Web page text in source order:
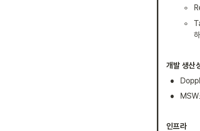
◦
◦
개발 생산
•
• MSW
인프라